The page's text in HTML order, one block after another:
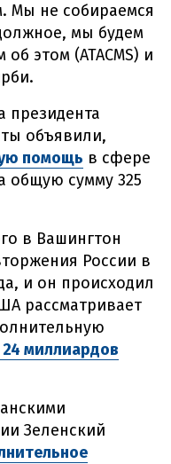
Мы не собираемся
мы будем
этом (ATACMS) и
президента
объявили,
помощь в сфере
общую сумму 325
в Вашингтон
России в
и он происходил
рассматривает
миллиардов
Зеленский